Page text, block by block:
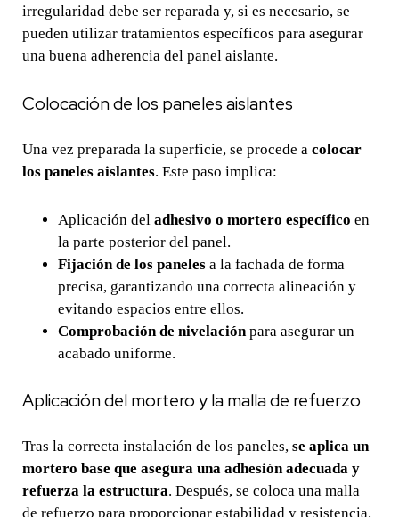
irregularidad debe ser reparada y, si es necesario, se
pueden utilizar tratamientos específicos para asegurar
una buena adherencia del panel aislante.
Colocación de los paneles aislantes
Una vez preparada la superficie, se procede acolocar
los paneles aislantes. Este paso implica:
Aplicación deladhesivo o mortero específico en
la parte posterior del panel.
Fijación de los paneles a la fachada de forma
precisa, garantizando una correcta alineación y
evitando espacios entre ellos.
Comprobación de nivelación para asegurar un
acabado uniforme.
Aplicación del mortero y la malla de refuerzo
Tras la correcta instalación de los paneles,se aplica un
mortero base que asegura una adhesión adecuada y
refuerza la estructura. Después, se coloca una malla
de refuerzo para proporcionar estabilidad y resistencia.